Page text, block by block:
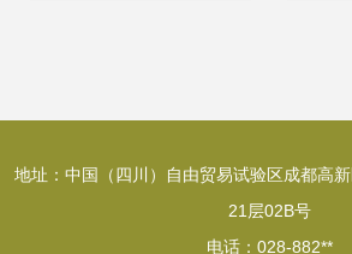
地址：中国（四川）自由贸易试验区成都高
21层02B号
电话：028-882**